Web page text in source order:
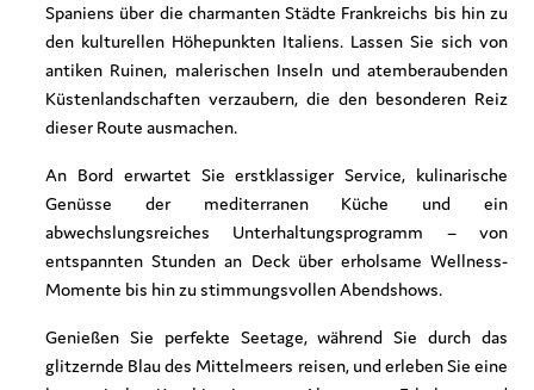
Spaniens über die charmanten Städte Frankreichs bis hin zu
den kulturellen Höhepunkten Italiens. Lassen Sie sich von
antiken Ruinen, malerischen Inseln und atemberaubenden
Küstenlandschaften verzaubern, die den besonderen Reiz
dieser Route ausmachen.
An Bord erwartet Sie erstklassiger Service, kulinarische
Genüsse der mediterranen Küche und ein
abwechslungsreiches Unterhaltungsprogramm – von
entspannten Stunden an Deck über erholsame Wellness-
Momente bis hin zu stimmungsvollen Abendshows.
Genießen Sie perfekte Seetage, während Sie durch das
glitzernde Blau des Mittelmeers reisen, und erleben Sie eine